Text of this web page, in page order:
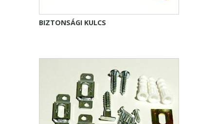
BIZTONSÁGI KULCS